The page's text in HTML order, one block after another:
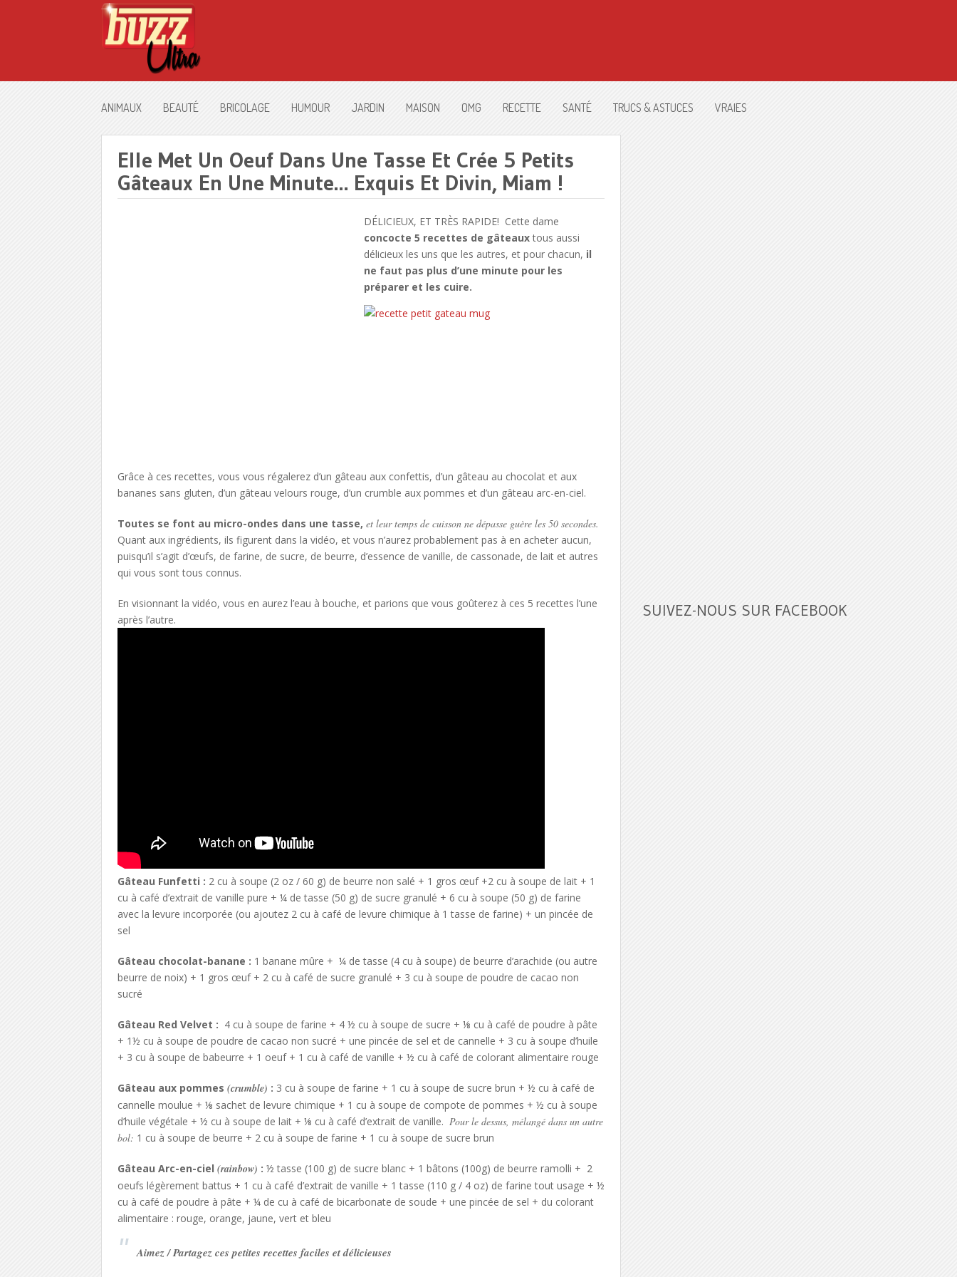
ANIMAUX BEAUTÉ BRICOLAGE HUMOUR JARDIN MAISON OMG RECETTE SANTÉ TRUCS & ASTUCES VRAIES
Elle Met Un Oeuf Dans Une Tasse Et Crée 5 Petits
Gâteaux En Une Minute… Exquis Et Divin, Miam !
DÉLICIEUX, ET TRÈS RAPIDE! Cette dame
concocte 5 recettes de gâteauxtous aussi
délicieux les uns que les autres, et pour chacun, il
ne faut pas plus d’une minute pour les
préparer et les cuire.
Grâce à ces recettes, vous vous régalerez d’un gâteau aux confettis, d’un gâteau au chocolat et aux
bananes sans gluten, d’un gâteau velours rouge, d’un crumble aux pommes et d’un gâteau arc-en-ciel.
Toutes se font au micro-ondes dans une tasse, et leur temps de cuisson ne dépasse guère les 50 secondes.
Quant aux ingrédients, ils figurent dans la vidéo, et vous n’aurez probablement pas à en acheter aucun,
puisqu’il s’agit d’œufs, de farine, de sucre, de beurre, d’essence de vanille, de cassonade, de lait et autres
qui vous sont tous connus.
En visionnant la vidéo, vous en aurez l’eau à bouche, et parions que vous goûterez à ces 5 recettes l’une
après l’autre.
Gâteau Funfetti : 2 cu à soupe (2 oz / 60 g) de beurre non salé + 1 gros œuf +2 cu à soupe de lait + 1
cu à café d’extrait de vanille pure + ¼ de tasse (50 g) de sucre granulé + 6 cu à soupe (50 g) de farine
avec la levure incorporée (ou ajoutez 2 cu à café de levure chimique à 1 tasse de farine) + un pincée de
sel
Gâteau chocolat-banane : 1 banane mûre + ¼ de tasse (4 cu à soupe) de beurre d’arachide (ou autre
beurre de noix) + 1 gros œuf + 2 cu à café de sucre granulé + 3 cu à soupe de poudre de cacao non
sucré
Gâteau Red Velvet : 4 cu à soupe de farine + 4 ½ cu à soupe de sucre + ⅛ cu à café de poudre à pâte
+ 1½ cu à soupe de poudre de cacao non sucré + une pincée de sel et de cannelle + 3 cu à soupe d’huile
+ 3 cu à soupe de babeurre + 1 oeuf + 1 cu à café de vanille + ½ cu à café de colorant alimentaire rouge
Gâteau aux pommes (crumble) : 3 cu à soupe de farine + 1 cu à soupe de sucre brun + ½ cu à café de
cannelle moulue + ⅛ sachet de levure chimique + 1 cu à soupe de compote de pommes + ½ cu à soupe
d’huile végétale + ½ cu à soupe de lait + ⅛ cu à café d’extrait de vanille. Pour le dessus, mélangé dans un autre
bol: 1 cu à soupe de beurre + 2 cu à soupe de farine + 1 cu à soupe de sucre brun
Gâteau Arc-en-ciel (rainbow) : ½ tasse (100 g) de sucre blanc + 1 bâtons (100g) de beurre ramolli + 2
oeufs légèrement battus + 1 cu à café d’extrait de vanille + 1 tasse (110 g / 4 oz) de farine tout usage + ½
cu à café de poudre à pâte + ¼ de cu à café de bicarbonate de soude + une pincée de sel + du colorant
alimentaire : rouge, orange, jaune, vert et bleu
Aimez / Partagez ces petites recettes faciles et délicieuses
SUIVEZ-NOUS SUR FACEBOOK